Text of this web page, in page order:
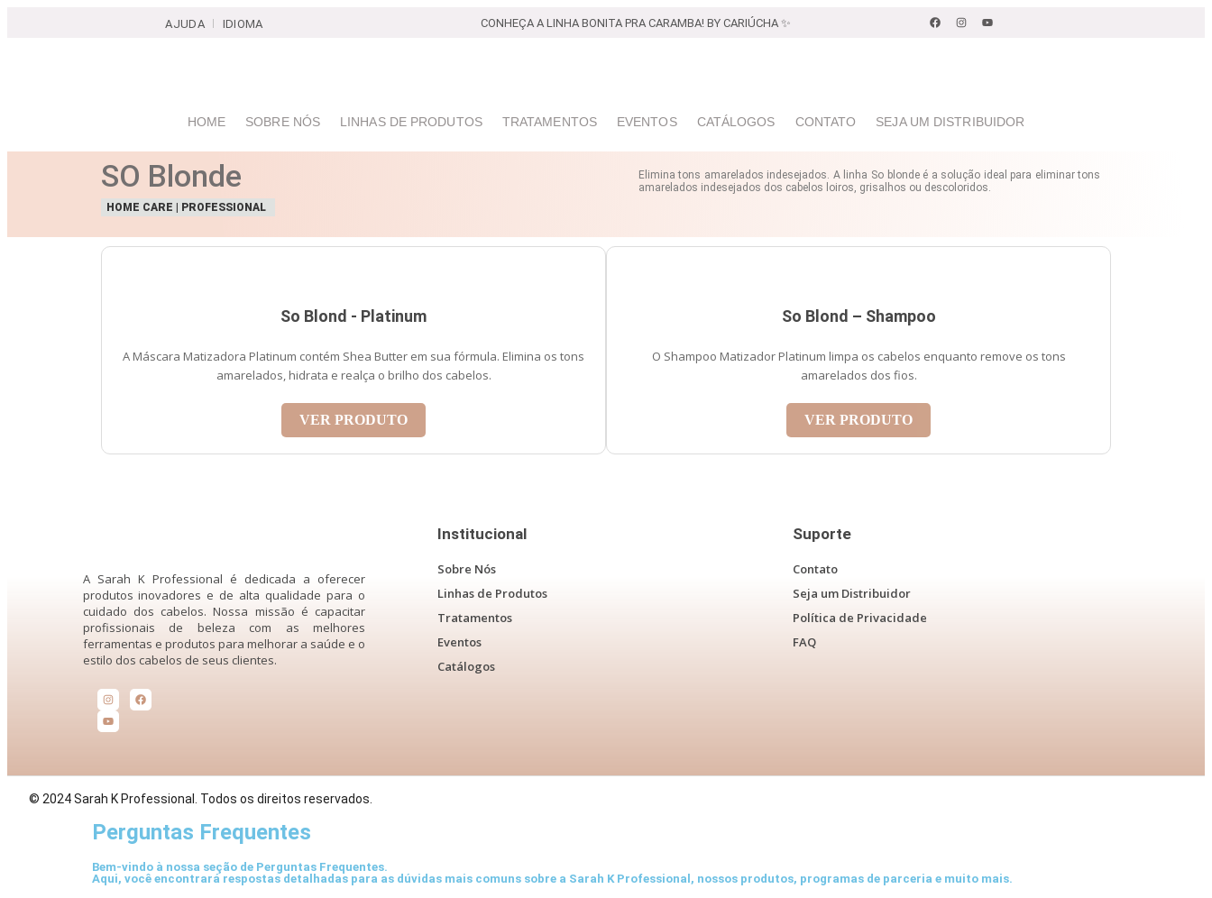
AJUDA IDIOMA CONHEÇA A LINHA BONITA PRA CARAMBA! BY CARIÚCHA ✨ COMPRE PRODUTOS HOME CARE COM
HOME SOBRE NÓS LINHAS DE PRODUTOS TRATAMENTOS EVENTOS CATÁLOGOS CONTATO SEJA UM DISTRIBUIDOR
SO Blonde
HOME CARE | PROFESSIONAL
Elimina tons amarelados indesejados. A linha So blonde é a solução ideal para eliminar tons
amarelados indesejados dos cabelos loiros, grisalhos ou descoloridos.
So Blond - Platinum
A Máscara Matizadora Platinum contém Shea Butter em sua fórmula. Elimina os tons
amarelados, hidrata e realça o brilho dos cabelos.
VER PRODUTO
So Blond – Shampoo
O Shampoo Matizador Platinum limpa os cabelos enquanto remove os tons
amarelados dos fios.
VER PRODUTO
A Sarah K Professional é dedicada a oferecer
produtos inovadores e de alta qualidade para o
cuidado dos cabelos. Nossa missão é capacitar
profissionais de beleza com as melhores
ferramentas e produtos para melhorar a saúde e o
estilo dos cabelos de seus clientes.
Institucional
Sobre Nós
Linhas de Produtos
Tratamentos
Eventos
Catálogos
Suporte
Contato
Seja um Distribuidor
Política de Privacidade
FAQ
© 2024 Sarah K Professional. Todos os direitos reservados.
Perguntas Frequentes
Bem-vindo à nossa seção de Perguntas Frequentes.
Aqui, você encontrará respostas detalhadas para as dúvidas mais comuns sobre a Sarah K Professional, nossos produtos, programas de parceria e muito mais.